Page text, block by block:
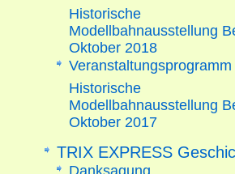
Historische
Modellbahnausstellung
Oktober 2018
Veranstaltungsprogramm
Historische
Modellbahnausstellung
Oktober 2017
TRIX EXPRESS
Danksagung